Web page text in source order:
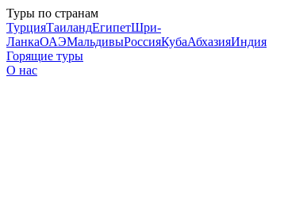
Туры по странам
ТурцияТаиландЕгипетШри-
ЛанкаОАЭМальдивыРоссияКубаАбхазияИндия
Горящие туры
О нас